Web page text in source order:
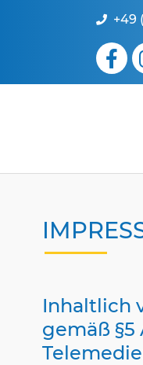
+49
Inhaltlich
gemäß §5